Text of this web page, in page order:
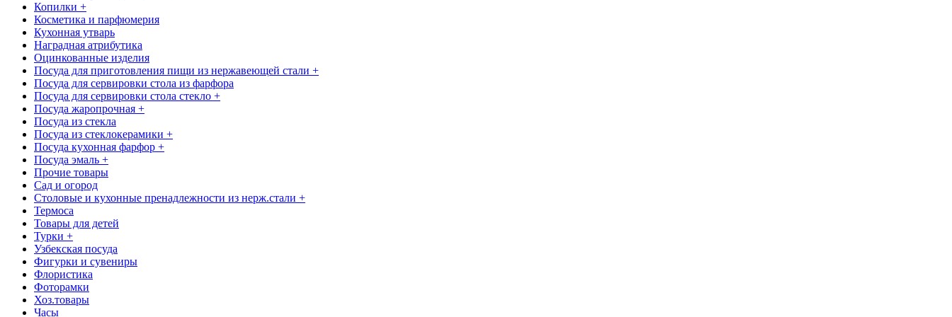
Копилки +
Косметика и парфюмерия
Кухонная утварь
Наградная атрибутика
Оцинкованные изделия
Посуда для приготовления пищи из нержавеющей стали +
Посуда для сервировки стола из фарфора
Посуда для сервировки стола стекло +
Посуда жаропрочная +
Посуда из стекла
Посуда из стеклокерамики +
Посуда кухонная фарфор +
Посуда эмаль +
Прочие товары
Сад и огород
Столовые и кухонные пренадлежности из нерж.стали +
Термоса
Товары для детей
Турки +
Узбекская посуда
Фигурки и сувениры
Флористика
Фоторамки
Хоз.товары
Часы